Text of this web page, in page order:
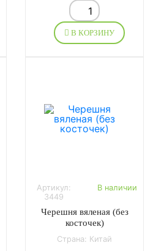
В КОРЗИНУ
Артикул:
3449
В наличии
Черешня вяленая (без
косточек)
Страна: Китай